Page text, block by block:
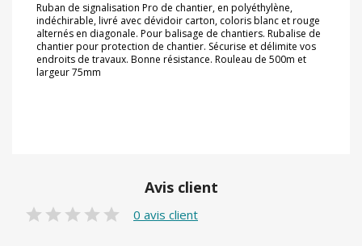
Ruban de signalisation Pro de chantier, en polyéthylène,
indéchirable, livré avec dévidoir carton, coloris blanc et rouge
alternés en diagonale. Pour balisage de chantiers. Rubalise de
chantier pour protection de chantier. Sécurise et délimite vos
endroits de travaux. Bonne résistance. Rouleau de 500m et
largeur 75mm
Avis client
0 avis client